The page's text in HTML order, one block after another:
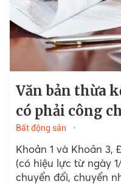
Văn bản thừa
có phải công
Bất động sản
Khoản 1 và Khoản 3,
(có hiệu lực từ ngày
chuyển đổi, chuyển